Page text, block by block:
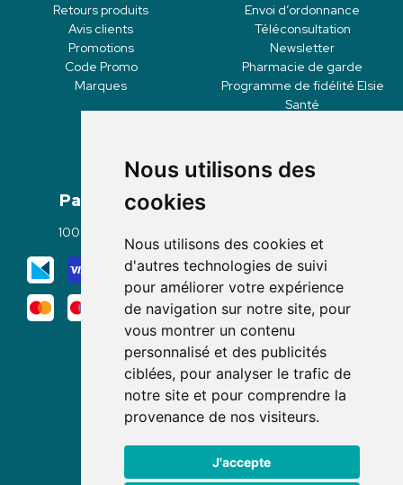
Nous utilisons des
cookies
Nous utilisons des cookies et
d'autres technologies de suivi
pour améliorer votre expérience
de navigation sur notre site, pour
vous montrer un contenu
personnalisé et des publicités
ciblées, pour analyser le trafic de
notre site et pour comprendre la
provenance de nos visiteurs.
J'accepte
Retours produits
Avis clients
Promotions
Code Promo
Marques
Envoi d’ordonnance
Téléconsultation
Newsletter
Pharmacie de garde
Programme de fidélité Elsie
Santé
Paiement
100% sécurisé
Mode de livraison
Nous suivre